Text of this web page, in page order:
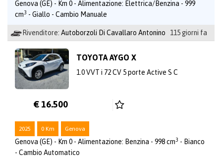
Genova (GE) - Km 0 - Alimentazione: Elettrica/Benzina - 999
cm3 - Giallo - Cambio Manuale
Rivenditore: Autoborzoli Di Cavallaro Antonino 115 giorni fa
TOYOTA AYGO X
1.0 VVT i 72 CV 5 porte Active S C
€ 16.500
2025 0 Km Genova
Genova (GE) - Km 0 - Alimentazione: Benzina - 998 cm3 - Bianco
- Cambio Automatico